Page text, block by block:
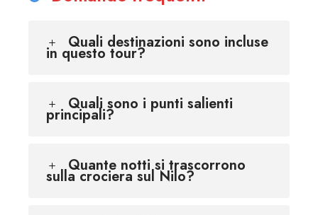
Quali destinazioni sono incluse
in questo tour?
Quali sono i punti salienti
principali?
Quante notti si trascorrono
sulla crociera sul Nilo?